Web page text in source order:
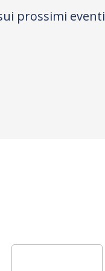
prossimi eventi